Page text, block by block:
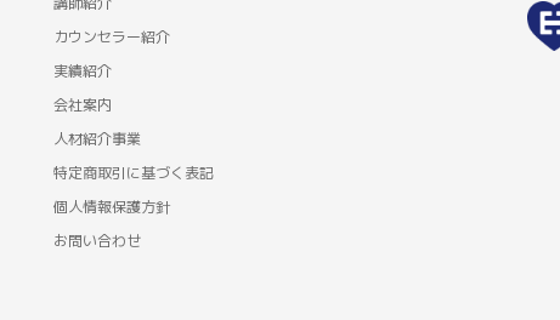
カウンセラー紹介
実績紹介
会社案内
人材紹介事業
特定商取引に基づく表記
個人情報保護方針
お問い合わせ